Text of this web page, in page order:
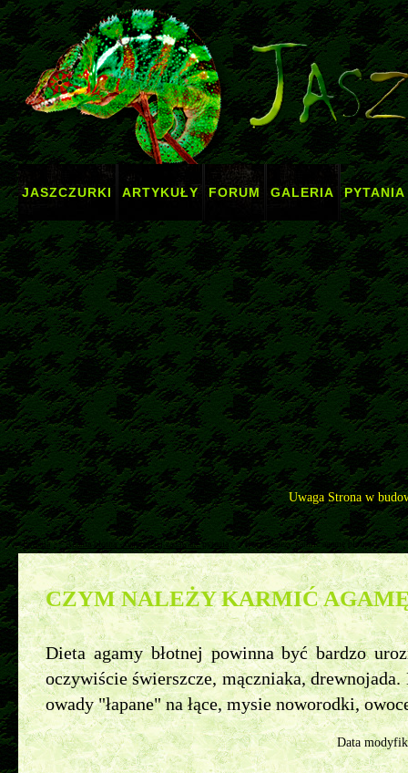
JASZCZURKI ARTYKUŁY FORUM GALERIA PYTANIA
Uwaga Strona w
Pytania>>Agama błotna - najczęściej zadawane pytania >> Czym należy karmić agamę błotną?
CZYM NALEŻY KARMIĆ
Dieta agamy błotnej powinna być bardzo
oczywiście świerszcze, mączniaka,
owady "łapane" na łące, mysie noworodki,
Data